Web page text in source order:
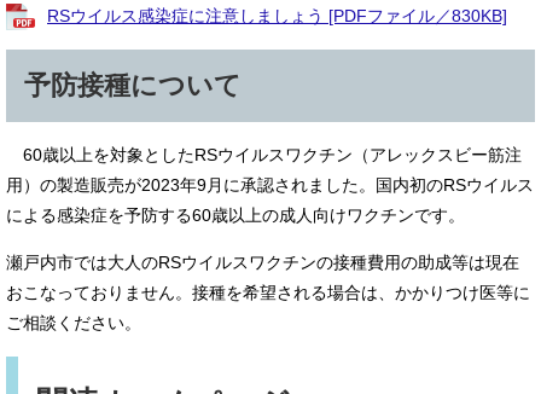
RSウイルス感染症に注意しましょう [PDFファイル／830KB]
予防接種について
60歳以上を対象としたRSウイルスワクチン（アレックスビー筋注
用）の製造販売が2023年9月に承認されました。国内初のRSウイルス
による感染症を予防する60歳以上の成人向けワクチンです。
瀬戸内市では大人のRSウイルスワクチンの接種費用の助成等は現在
おこなっておりません。接種を希望される場合は、かかりつけ医等に
ご相談ください。